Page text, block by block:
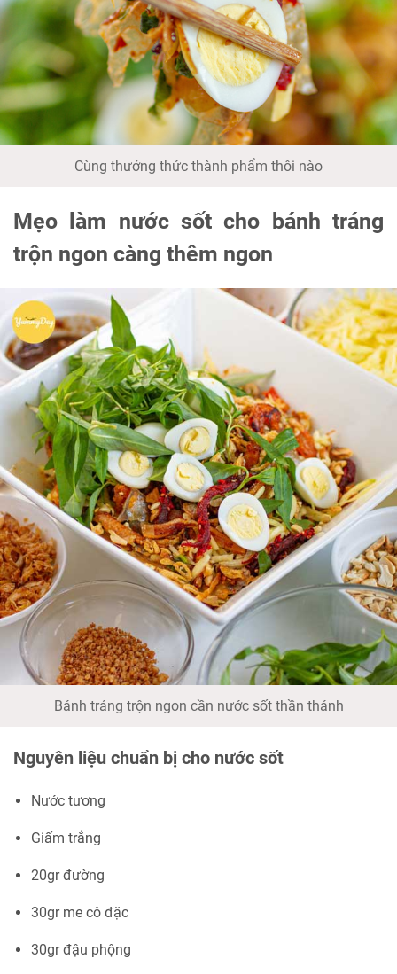
Cùng thưởng thức thành phẩm thôi nào
Mẹo làm nước sốt cho bánh tráng
trộn ngon càng thêm ngon
Bánh tráng trộn ngon cần nước sốt thần thánh
Nguyên liệu chuẩn bị cho nước sốt
Nước tương
Giấm trắng
20gr đường
30gr me cô đặc
30gr đậu phộng